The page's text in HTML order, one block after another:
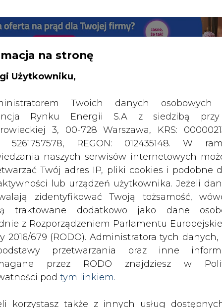
WYSOKI KONTRAST
ZMIANY KADROWE NA RYNKU
na stronę
Użytkowniku,
Rynku Energii S.A z siedzibą
3, 00-728 Warszawa, KRS:
5261757578, REGON: 012435148. W
naszych serwisów internetowych
Twój adres IP, pliki cookies i podobne
lub urządzeń użytkownika. Jeżeli
zidentyfikować Twoją tożsamość,
traktowane dodatkowo jako dane
z Rozporządzeniem Parlamentu
2016/679 (RODO). Administratora tych danych,
przetwarzania oraz inne
przez RODO znajdziesz w
podtym linkiem.
naszego serwisu,
drukuj skomentuj udostępnij